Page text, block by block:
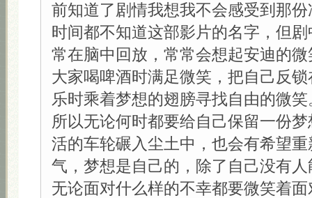
前知道了剧情我想我不会感受到那
时间都不知道这部影片的名字，但
常在脑中回放，常常会想起安迪的
大家喝啤酒时满足微笑，把自己反
乐时乘着梦想的翅膀寻找自由的微笑
所以无论何时都要给自己保留一份
活的车轮碾入尘土中，也会有希望
气，梦想是自己的，除了自己没有
无论面对什么样的不幸都要微笑着